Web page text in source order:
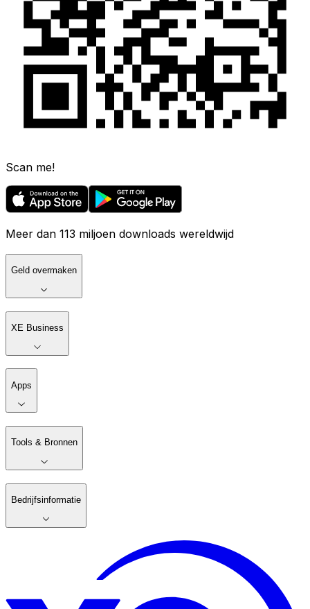
Scan me!
Meer dan 113 miljoen downloads wereldwijd
Geld overmaken
XE Business
Apps
Tools & Bronnen
Bedrijfsinformatie